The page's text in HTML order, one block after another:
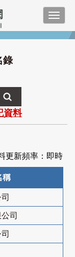
錄
資料
更新頻率：即時
稱
司